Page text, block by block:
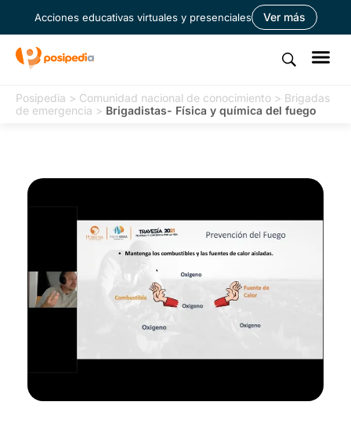
Acciones educativas virtuales y presenciales Ver más
Posipedia > Comunidad nacional de conocimiento > Brigadas
de emergencia > Brigadistas- Física y química del fuego